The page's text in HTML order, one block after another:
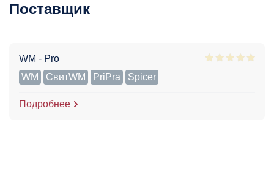
Поставщик
WM - Pro
WM
СвитWM PriPra Spicer
Подробнее